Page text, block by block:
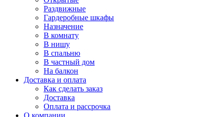
Раздвижные
Гардеробные шкафы
Назначение
В комнату
В нишу
В спальню
В частный дом
На балкон
Доставка и оплата
Как сделать заказ
Доставка
Оплата и рассрочка
О компании